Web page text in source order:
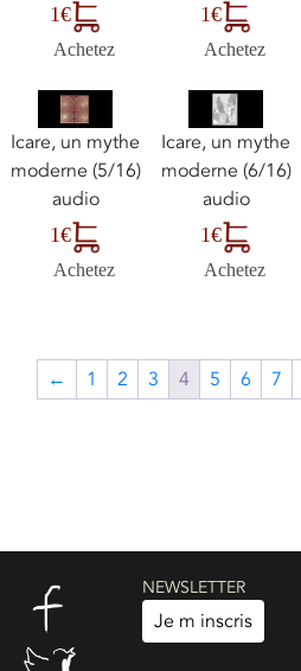
1€
Achetez
1€
Achetez
Icare, un mythe
moderne (5/16)
audio
1€
Achetez
Icare, un mythe
moderne (6/16)
audio
1€
Achetez
← 1 2 3 4 5 6 7
NEWSLETTER
Je m inscris